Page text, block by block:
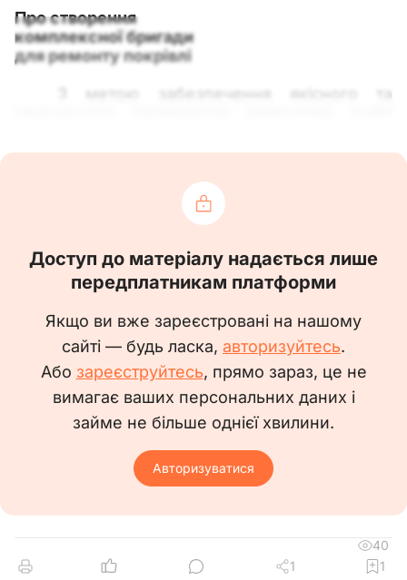
Про створення
комплексної бригади
для ремонту покрівлі
З метою забезпечення якісного та
1. Створити комплексну
бригаду для проведення робіт з ремонту
покрівлі будівлі адміністративного корпусу за
адресою _________________ у складі:
- _________________________
- _________________________
_________________.
- _________________________
_________________.
- _________________________
_________________.
- _________________________
_________________.
2. Визначити, що роботи будуть
_______ 20__ року.
проведення робіт, який знаходиться у
додатку до цього наказу.
Доступ до матеріалу надається лише
передплатникам платформи
Якщо ви вже зареєстровані на нашому
сайті — будь ласка, авторизуйтесь.
Або зареєструйтесь, прямо зараз, це не
вимагає ваших персональних даних і
займе не більше однієї хвилини.
Авторизуватися
40
1
1